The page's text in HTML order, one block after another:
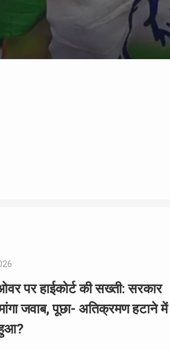
पर हाईकोर्ट की सख्ती: सरकार
जवाब, पूछा- अतिक्रमण हटाने में